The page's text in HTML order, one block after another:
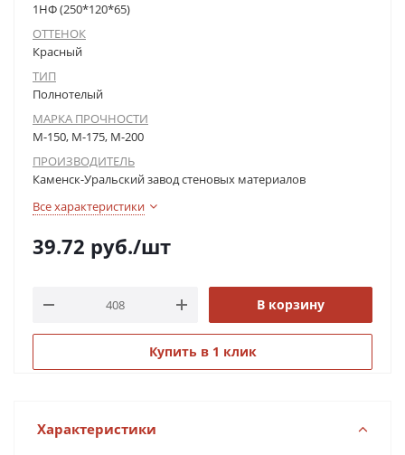
1НФ (250*120*65)
ОТТЕНОК
Красный
ТИП
Полнотелый
МАРКА ПРОЧНОСТИ
М-150, М-175, М-200
ПРОИЗВОДИТЕЛЬ
Каменск-Уральский завод стеновых материалов
Все характеристики
39.72 руб./шт
В корзину
Купить в 1 клик
Характеристики